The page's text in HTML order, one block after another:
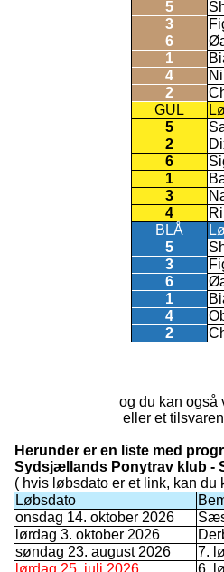
5
3
6
1
4
2
GUL
5
2
6
1
3
4
BLÅ
5
3
6
1
4
2
og du kan også
eller et
Herunder er en liste med
Sydsjællands Ponytrav klub -
( hvis løbsdato er et link, kan
Løbsdato
onsdag 14. oktober 2026
lørdag 3. oktober 2026
søndag 23. august 2026
7.
lørdag 25. juli 2026
6.